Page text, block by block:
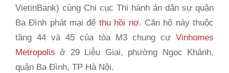
VietinBank) cùng Chi cục Thi hành án dân sự quận
Ba Đình phát mại để thu hồi nợ. Căn hộ này thuộc
tầng 44 và 45 của tòa M3 chung cư Vinhomes
Metropolis ở 29 Liễu Giai, phường Ngọc Khánh,
quận Ba Đình, TP Hà Nội.